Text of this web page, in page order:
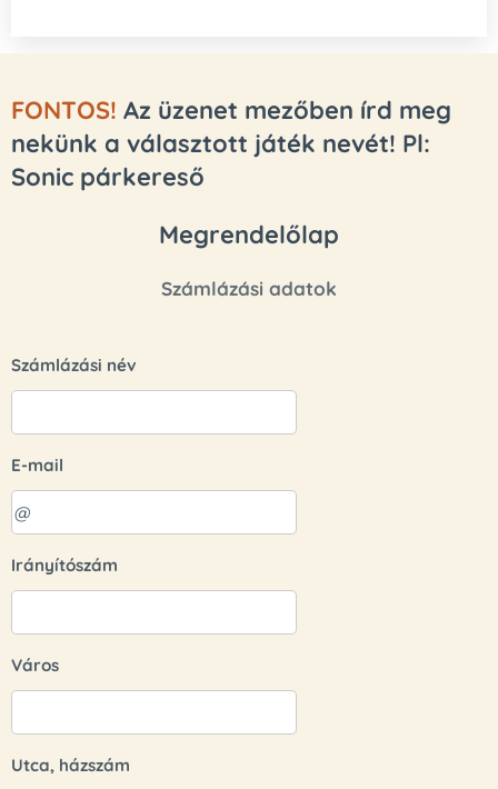
FONTOS! Az üzenet mezőben írd meg
nekünk a választott játék nevét! Pl:
Sonic párkereső
Megrendelőlap
Számlázási adatok
Számlázási név
E-mail
Irányítószám
Város
Utca, házszám